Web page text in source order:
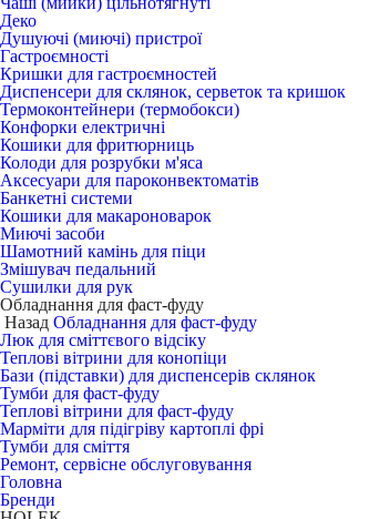
Деко
Душуючі (миючі) пристрої
Гастроємності
Кришки для гастроємностей
Диспенсери для склянок, серветок та кришок
Термоконтейнери (термобокси)
Конфорки електричні
Кошики для фритюрниць
Колоди для розрубки м'яса
Аксесуари для пароконвектоматів
Банкетні системи
Кошики для макароноварок
Миючі засоби
Шамотний камінь для піци
Змішувач педальний
Сушилки для рук
Обладнання для фаст-фуду
Назад Обладнання для фаст-фуду
Люк для сміттєвого відсіку
Теплові вітрини для конопіци
Бази (підставки) для диспенсерів склянок
Тумби для фаст-фуду
Теплові вітрини для фаст-фуду
Марміти для підігріву картоплі фрі
Тумби для сміття
Ремонт, сервісне обслуговування
Головна
Бренди